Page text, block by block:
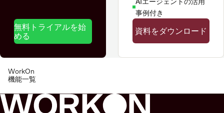
無料トライアルを始
める
事例付き
資料をダウンロード
WorkOn
機能一覧